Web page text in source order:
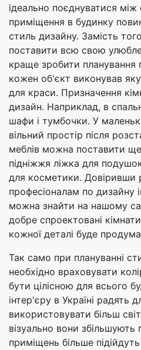
ідеально поєднуватися
приміщення в будинку
стиль дизайну. Замість
поставити всю свою
краще зробити
кожен об'єкт виконував
для краси. Призначення
дизайн. Наприклад, в
шафи і тумбочки. У
вільний простір після
меблів можна поставити
підніжжя ліжка для
для косметики. Довіривши
професіоналам по дизайну
можна знайти на нашому
добре спроектовані
кожної деталі буде
Так само при плануванні
необхідно враховувати
бути цілісною для всього
інтер'єру в Україні радять
використовувати більш
візуально вони
приміщень більше підійдуть